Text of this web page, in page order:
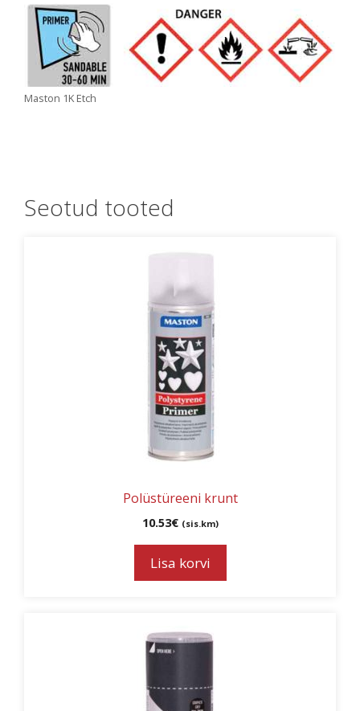
Maston 1K Etch
Seotud tooted
Polüstüreeni krunt
10.53€ (sis.km)
Lisa korvi